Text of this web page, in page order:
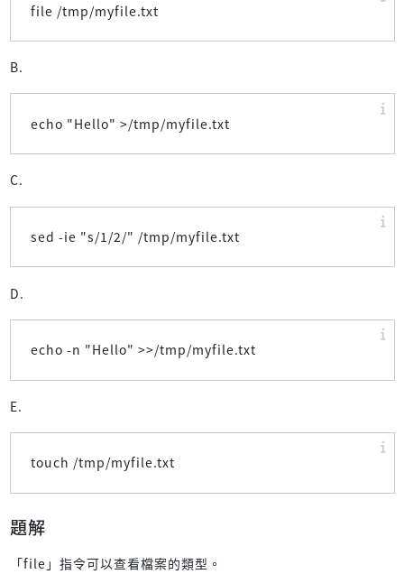
file /tmp/myfile.txt
B.
echo "Hello" >/tmp/myfile.txt
C.
sed -ie "s/1/2/" /tmp/myfile.txt
D.
echo -n "Hello" >>/tmp/myfile.txt
E.
touch /tmp/myfile.txt
題解
「file」指令可以查看檔案的類型。